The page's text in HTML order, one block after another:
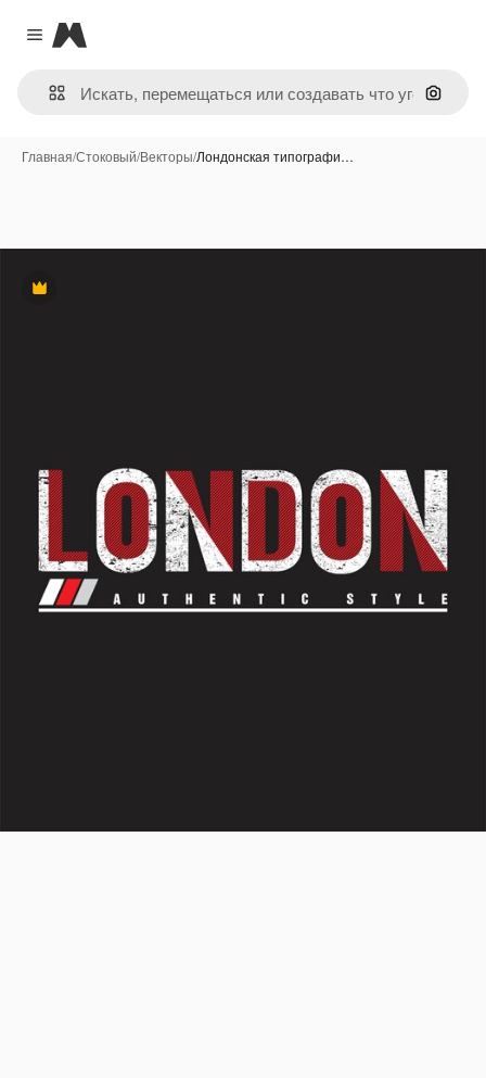
Close menu
Magnific
Поиск
Главная/Стоковый/Векторы/Лондонская типографи…
Премиум